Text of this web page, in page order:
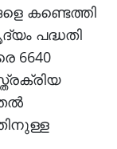
കണ്ടെത്തി
പദ്ധതി
6640